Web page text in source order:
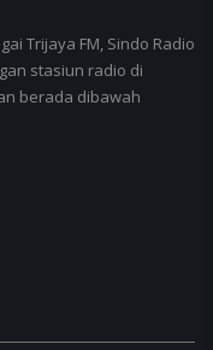
Trijaya FM, Sindo Radio
stasiun radio di
berada dibawah